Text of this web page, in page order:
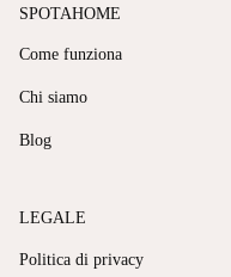
SPOTAHOME
Come funziona
Chi siamo
Blog
LEGALE
Politica di privacy